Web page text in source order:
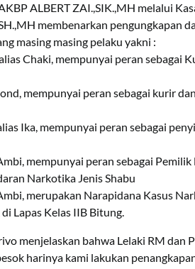
ALBERT ZAI.,SIK.,MH melalui
membenarkan pengungkapan
masing masing pelaku yakni :
Chaki, mempunyai peran sebagai
mempunyai peran sebagai kurir
Ika, mempunyai peran sebagai
mempunyai peran sebagai
Narkotika Jenis Shabu
merupakan Narapidana Kasus
Lapas Kelas IIB Bitung.
menjelaskan bahwa Lelaki RM dan
harinya kami lakukan